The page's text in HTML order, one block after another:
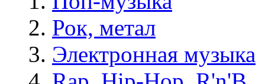
Рок, метал
Электронная музыка